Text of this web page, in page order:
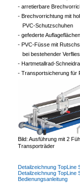
- arretierbare
- Brechvorrichtung mit
PVC-Schutzschuhen
- gefederte
- PVC-Füsse mit
bei bestehender
- Hartmetallrad-
- Transportsicherung für
Bild: Ausführung mit 2
Transporträder
Detailzeichnung TopLine
Detailzeichnung TopLine
Bedienungsanleitung